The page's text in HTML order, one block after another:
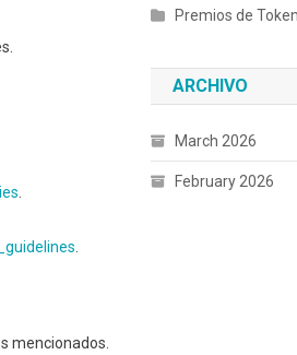
mencionados.
Premios de
ARCHIVO
March 2026
February 2026